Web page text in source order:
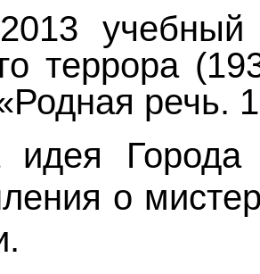
террора
речь.
Города
о